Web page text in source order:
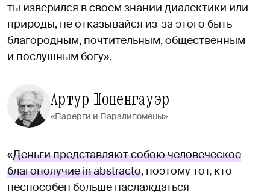
ты изверился в своем знании диалектики или
природы, не отказывайся из-за этого быть
благородным, почтительным, общественным
и послушным богу».
Артур Шопенгауэр
«Парерги и Паралипомены»
«Деньги представляют собою человеческое
благополучие in abstracto, поэтому тот, кто
неспособен больше наслаждаться